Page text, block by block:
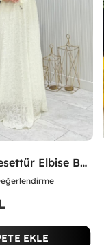
Makaron Tesettür Elbise Beyaz Beyaz
EKLE